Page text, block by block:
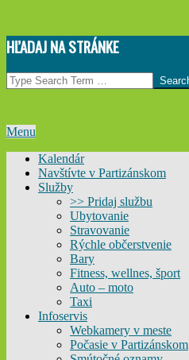
Skip
to
content
HĽADAJ NA STRÁNKE
Search
Primary
Menu
Menu
Kalendár
Navštívte v Partizánskom
Služby
>> Pridaj službu
Ubytovanie
Stravovanie
Rýchle občerstvenie
Bary
Fitness, wellnes, šport
Auto – moto
Taxi
Infoservis
Webkamery v meste
Počasie v Partizánskom